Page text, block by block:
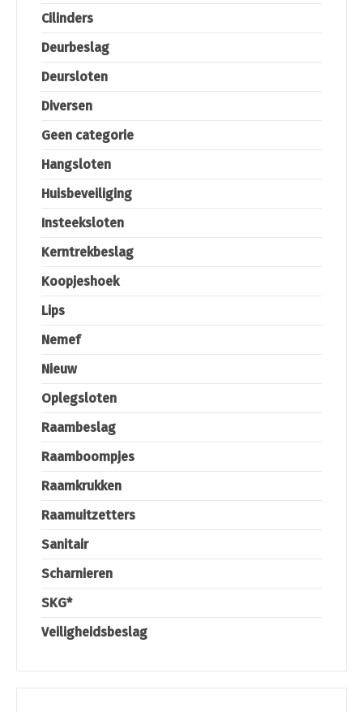
Cilinders
Deurbeslag
Deursloten
Diversen
Geen categorie
Hangsloten
Huisbeveiliging
Insteeksloten
Kerntrekbeslag
Koopjeshoek
Lips
Nemef
Nieuw
Oplegsloten
Raambeslag
Raamboompjes
Raamkrukken
Raamuitzetters
Sanitair
Scharnieren
SKG*
Veiligheidsbeslag